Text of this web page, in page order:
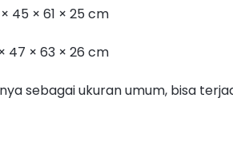
× 45 × 61 × 25 cm
47 × 63 × 26 cm
sebagai ukuran umum, bisa